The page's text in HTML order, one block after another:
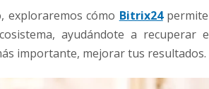
exploraremos cómo Bitrix24permite
ayudándote a
importante, mejorar tus resultados.